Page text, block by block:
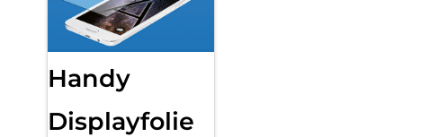
Handy
Displayfolie